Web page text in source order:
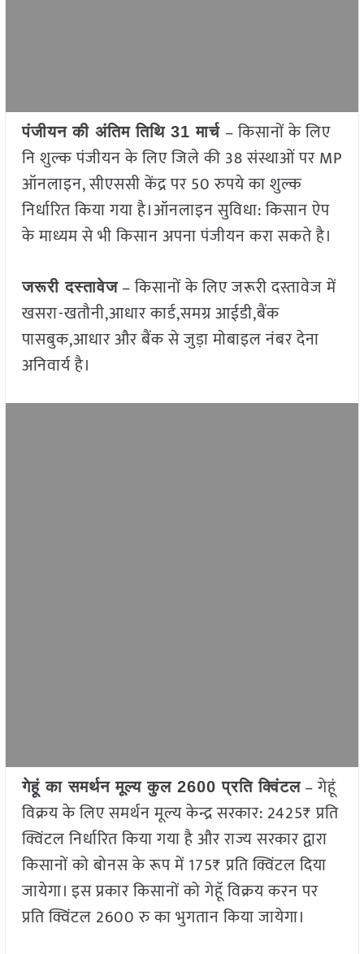
पंजीयन की अंतिम तिथि 31 मार्च – किसानों के लिए
नि शुल्क पंजीयन के लिए जिले की 38 संस्थाओं पर MP
ऑनलाइन, सीएससी केंद्र पर 50 रुपये का शुल्क
निर्धारित किया गया है।ऑनलाइन सुविधा: किसान ऐप
के माध्यम से भी किसान अपना पंजीयन करा सकते है।
जरूरी दस्तावेज– किसानों के लिए जरूरी दस्तावेज में
खसरा-खतौनी,आधार कार्ड,समग्र आईडी,बैंक
पासबुक,आधार और बैंक से जुड़ा मोबाइल नंबर देना
अनिवार्य है।
गेहूं का समर्थन मूल्य कुल 2600 प्रति क्विंटल– गेहूं
विक्रय के लिए समर्थन मूल्य केन्द्र सरकार: 2425₹ प्रति
क्विंटल निर्धारित किया गया है और राज्य सरकार द्वारा
किसानों को बोनस के रूप में 175₹ प्रति क्विंटल दिया
जायेगा। इस प्रकार किसानों को गेहॅू विक्रय करन पर
प्रति क्विंटल 2600 रु का भुगतान किया जायेगा।